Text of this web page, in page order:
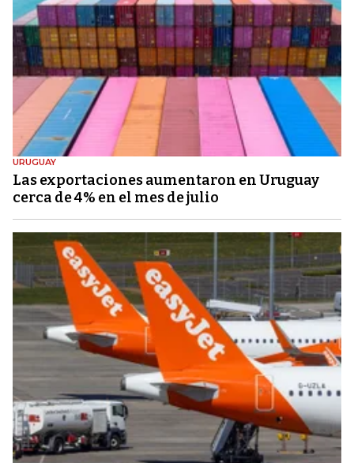
URUGUAY
Las exportaciones aumentaron en Uruguay
cerca de 4% en el mes de julio